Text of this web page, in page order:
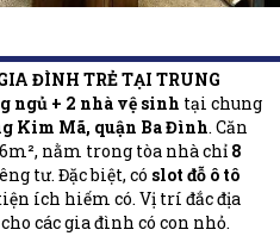
ĐÌNH TRẺ TẠI TRUNG
ngủ + 2 nhà vệ sinh tại chung
Kim Mã, quận Ba Đình. Căn
nằm trong tòa nhà chỉ 8
tư. Đặc biệt, có slot đỗ ô tô
ích hiếm có. Vị trí đắc địa
các gia đình có con nhỏ.